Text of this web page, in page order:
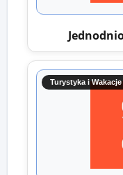
Turystyka i Wakacje